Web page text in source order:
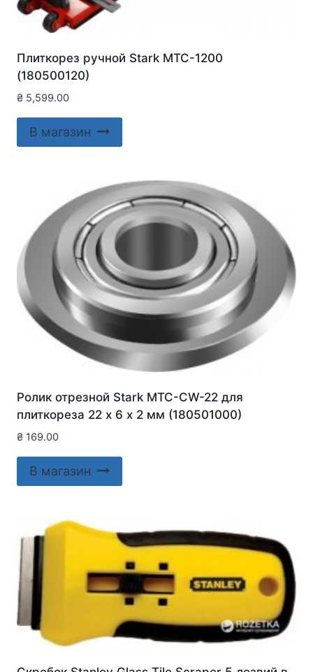
Плиткорез ручной Stark MTC-1200
(180500120)
₴ 5,599.00
В магазин
Ролик отрезной Stark MTC-CW-22 для
плиткореза 22 х 6 х 2 мм (180501000)
₴ 169.00
В магазин